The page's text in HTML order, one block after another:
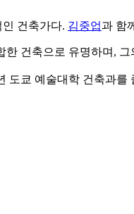
인 건축가다. 김중업과 함
한 건축으로 유명하며,
도쿄 예술대학 건축과